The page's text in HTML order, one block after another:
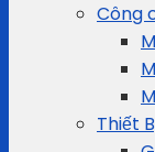
Công
Thiết